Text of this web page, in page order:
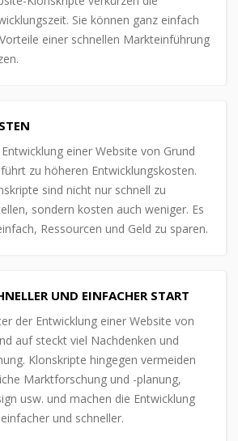
Sie können ganz einfach
einer schnellen Markteinführung
einer Website von Grund
zu höheren Entwicklungskosten.
sind nicht nur schnell zu
sondern kosten auch weniger. Es
Ressourcen und Geld zu sparen.
UND EINFACHER START
der Entwicklung einer Website von
auf steckt viel Nachdenken und
Klonskripte hingegen vermeiden
Marktforschung und -planung,
usw. und machen die Entwicklung
und schneller.